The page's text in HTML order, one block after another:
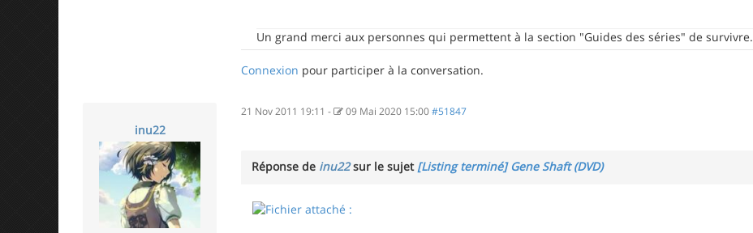
Un grand merci aux personnes qui permettent à la section "Guides des séries" de survivre.
Connexion pour participer à la conversation.
inu22
21 Nov 2011 19:11 - 09 Mai 2020 15:00#51847
Réponse de inu22sur le sujet [Listing terminé] Gene Shaft (DVD)